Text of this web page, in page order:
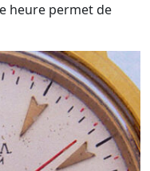
heure permet de